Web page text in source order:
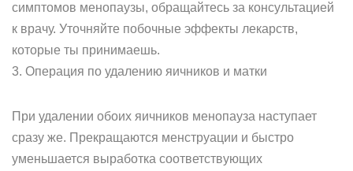
симптомов менопаузы, обращайтесь за консультацией
к врачу. Уточняйте побочные эффекты лекарств,
которые ты принимаешь.
3. Операция по удалению яичников и матки
При удалении обоих яичников менопауза наступает
сразу же. Прекращаются менструации и быстро
уменьшается выработка соответствующих